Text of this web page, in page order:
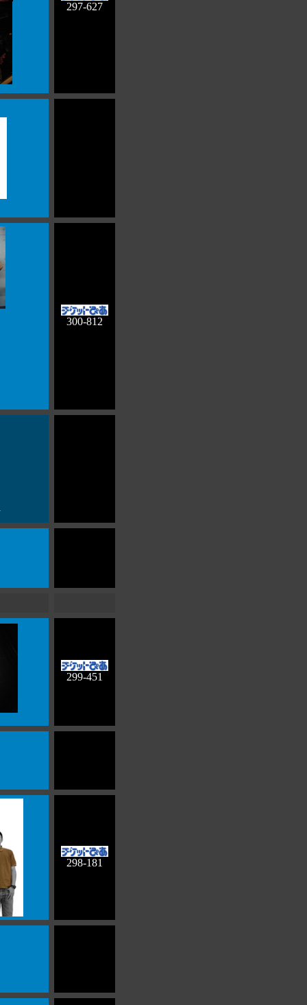
297-627
300-812
299-451
298-181